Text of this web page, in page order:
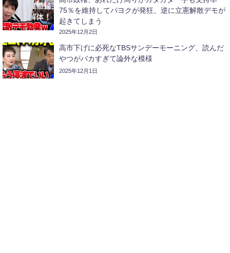
75％を維持してパヨクが発狂、逆に立憲解散デモが
起きてしまう
2025年12月2日
高市下げに必死なTBSサンデーモーニング、読んだ
やつがバカすぎて論外な模様
2025年12月1日